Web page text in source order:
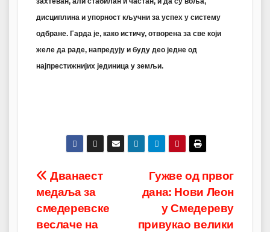
дисциплина и упорност кључни за успех у систему
одбране. Гарда је, како истичу, отворена за све који
желе да раде, напредују и буду део једне од
најпрестижнијих јединица у земљи.
Post
navigation
Гужве од првог
дана: Нови Леон
у Смедереву
привукао велики
Дванаест
медаља за
смедеревске
веслаче на